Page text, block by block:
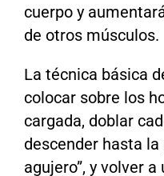
cuerpo y
de otros músculos.
La técnica básica
colocar sobre los
cargada, doblar
descender hasta la
agujero”, y volver